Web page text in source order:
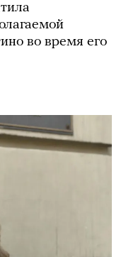
во время его